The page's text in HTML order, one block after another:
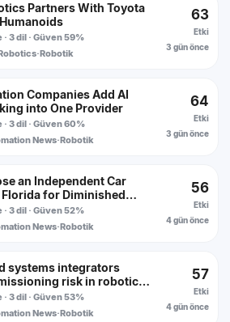
Partners With Toyota
· 3 dil · Güven 59%
·Robotik
63
Etki
3 gün önce
Companies Add AI
into One Provider
· 3 dil · Güven 60%
News·Robotik
64
Etki
3 gün önce
an Independent Car
for Diminished
and Fair Market Value
· 3 dil · Güven 52%
News·Robotik
56
Etki
4 gün önce
systems integrators
risk in robotic
· 3 dil · Güven 53%
News·Robotik
57
Etki
4 gün önce